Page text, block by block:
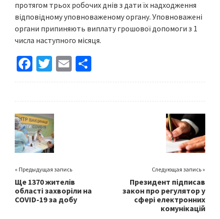
протягом трьох робочих днів з дати їх надходження
відповідному уповноваженому органу. Уповноважені
органи припиняють виплату грошової допомоги з 1
числа наступного місяця.
Fa
ce
o
o
k
T
wi
er
E
m h
« Предыдущая запись
Ще 1370 жителів
області захворіли на
COVID-19 за добу
Следующая запись »
Президент підписав
закон про регулятор у
сфері електронних
комунікацій